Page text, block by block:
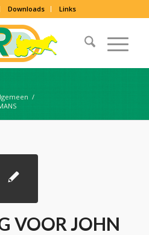
Downloads Links
/
VOOR JOHN